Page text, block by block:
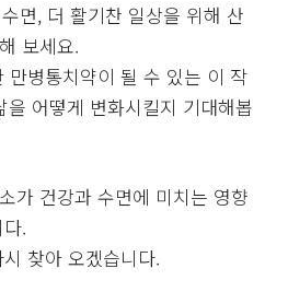
면, 더 활기찬 일상을 위해 산
보세요.
만병통치약이 될 수 있는 이 작
을 어떻게 변화시킬지 기대해봅
가 건강과 수면에 미치는 영향
.
찾아 오겠습니다.